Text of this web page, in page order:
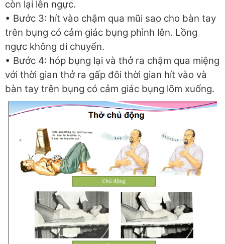
còn lại lên ngực.
• Bước 3: hít vào chậm qua mũi sao cho bàn tay
trên bụng có cảm giác bụng phình lên. Lồng
ngực không di chuyển.
• Bước 4: hóp bụng lại và thở ra chậm qua miệng
với thời gian thở ra gấp đôi thời gian hít vào và
bàn tay trên bụng có cảm giác bụng lõm xuống.